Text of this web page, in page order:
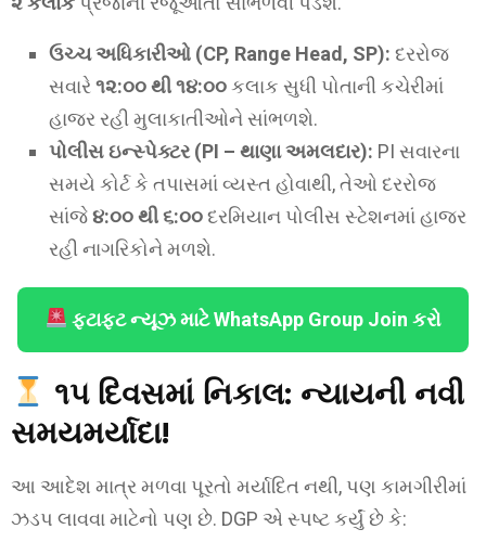
ઉચ્ચ અધિકારીઓ (CP, Range Head, SP): દરરોજ
સવારે૧૨:૦૦ થી ૧૪:૦૦કલાક સુધી પોતાની કચેરીમાં
હાજર રહી મુલાકાતીઓને સાંભળશે.
પોલીસ ઇન્સ્પેક્ટર (PI – થાણા અમલદાર): PI સવારના
સમયે કોર્ટ કે તપાસમાં વ્યસ્ત હોવાથી, તેઓ દરરોજ
સાંજે૪:૦૦ થી ૬:૦૦દરમિયાન પોલીસ સ્ટેશનમાં હાજર
રહી નાગરિકોને મળશે.
ફટાફટ ન્યૂઝ માટે WhatsApp Group Join કરો
૧૫ દિવસમાં નિકાલ: ન્યાયની નવી
સમયમર્યાદા!
આ આદેશ માત્ર મળવા પૂરતો મર્યાદિત નથી, પણ કામગીરીમાં
ઝડપ લાવવા માટેનો પણ છે. DGP એ સ્પષ્ટ કર્યું છે કે: